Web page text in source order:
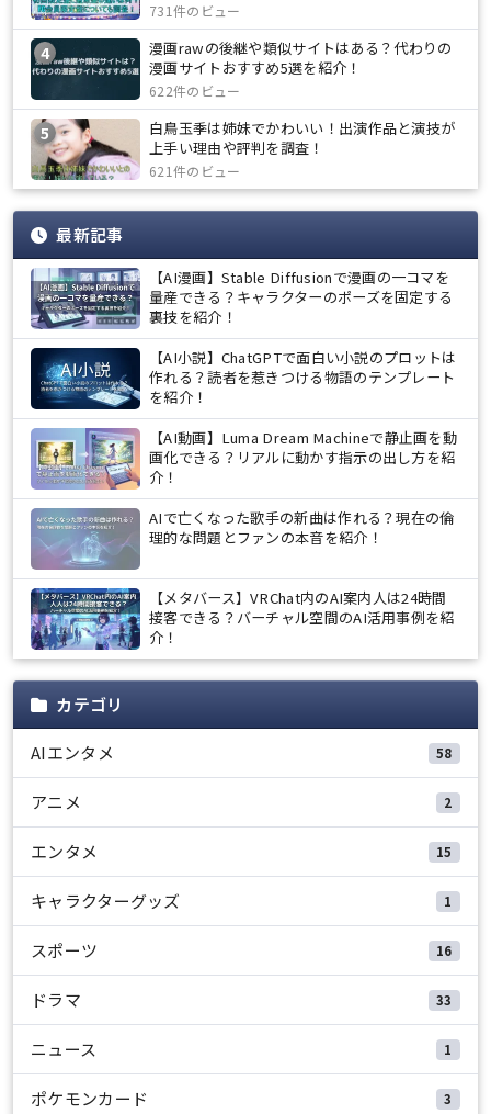
731件のビュー
4
漫画rawの後継や類似サイトはある？代わりの
漫画サイトおすすめ5選を紹介！
622件のビュー
5
白鳥玉季は姉妹でかわいい！出演作品と演技が
上手い理由や評判を調査！
621件のビュー
最新記事
【AI漫画】Stable Diffusionで漫画の一コマを
量産できる？キャラクターのポーズを固定する
裏技を紹介！
【AI小説】ChatGPTで面白い小説のプロットは
作れる？読者を惹きつける物語のテンプレート
を紹介！
【AI動画】Luma Dream Machineで静止画を動
画化できる？リアルに動かす指示の出し方を紹
介！
AIで亡くなった歌手の新曲は作れる？現在の倫
理的な問題とファンの本音を紹介！
【メタバース】VRChat内のAI案内人は24時間
接客できる？バーチャル空間のAI活用事例を紹
介！
カテゴリ
AIエンタメ 58
アニメ 2
エンタメ 15
キャラクターグッズ 1
スポーツ 16
ドラマ 33
ニュース 1
ポケモンカード 3